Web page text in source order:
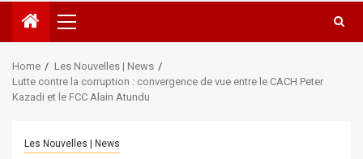
Home
Les Nouvelles | News
Lutte contre la corruption : convergence de vue entre le CACH Peter
Kazadi et le FCC Alain Atundu
Les Nouvelles | News